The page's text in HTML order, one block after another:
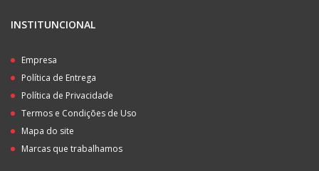
INSTITUNCIONAL
Empresa
Política de Entrega
Política de Privacidade
Termos e Condições de Uso
Mapa do site
Marcas que trabalhamos